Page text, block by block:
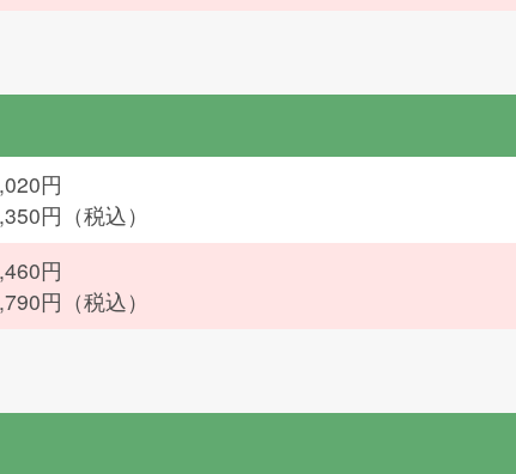
円
円（税込）
円
円（税込）